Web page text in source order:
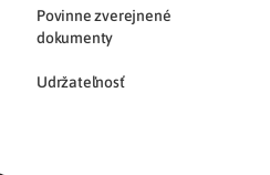
Povinne zverejnené
dokumenty
Udržateľnosť